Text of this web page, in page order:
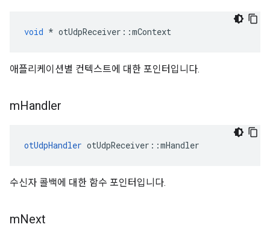
void * otUdpReceiver ::mContext
애플리케이션별 컨텍스트에 대한 포인터입니다.
mHandler
otUdpHandler otUdpReceiver ::mHandler
수신자 콜백에 대한 함수 포인터입니다.
mNext